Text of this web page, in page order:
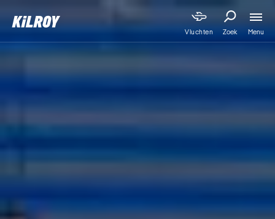
Vluchten Zoek Menu